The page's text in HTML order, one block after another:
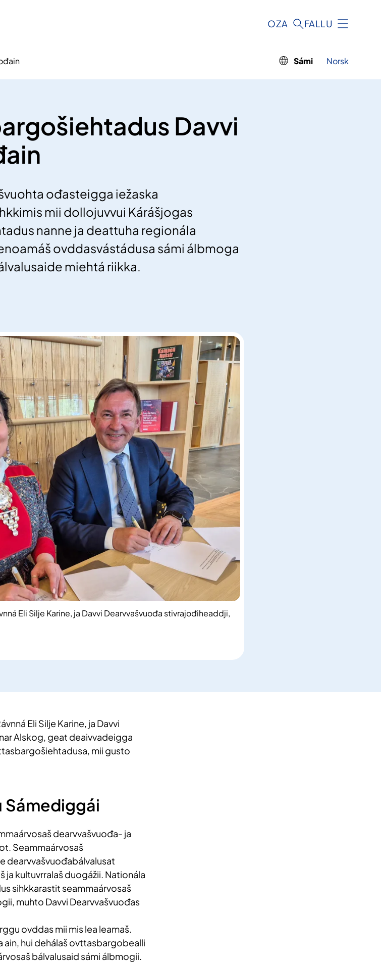
OZA FALLU
Sámi Norsk
Davvi
ođasteigga iežaska
mii dollojuvvui Kárášjogas
nanne ja deattuha regionála
ovddasvástádusa sámi álbmoga
miehtá riikka.
Eli Silje Karine, ja Davvi Dearvvašvuođa stivrajođiheaddji,
Eli Silje Karine, ja Davvi
Alskog, geat deaivvadeigga
mii gusto
Sámediggái
dearvvašvuođa- ja
Seammaárvosaš
dearvvašvuođabálvalusat
ja kultuvrralaš duogážii. Nationála
sihkkarastit seammaárvosaš
muhto Davvi Dearvvašvuođas
ovddas mii mis lea leamaš.
ain, hui dehálaš ovttasbargobealli
bálvalusaid sámi álbmogii.